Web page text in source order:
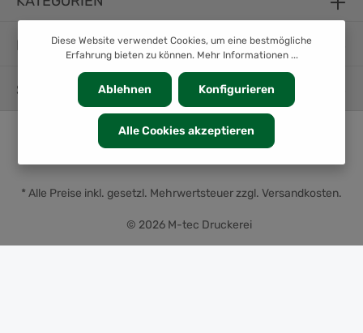
INFORMATION
SERVICE
© 2026 M-tec Druckerei
* Alle Preise inkl. gesetzl. Mehrwertsteuer zzgl. Versandkosten.
Diese Website verwendet Cookies, um eine bestmögliche
Erfahrung bieten zu können. Mehr Informationen ...
Ablehnen Konfigurieren
Alle Cookies akzeptieren